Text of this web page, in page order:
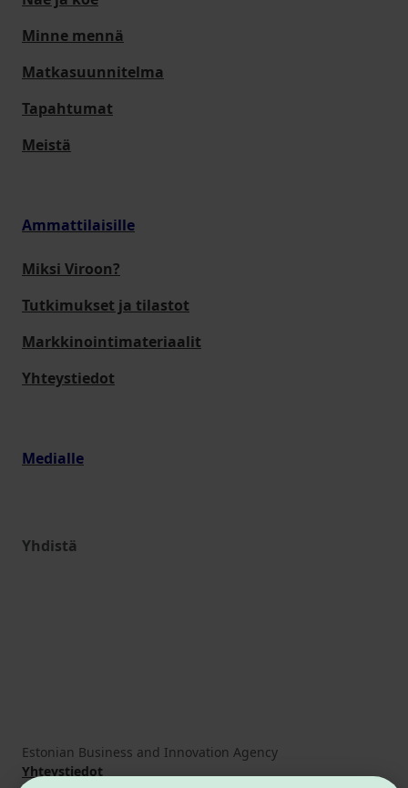
Minne mennä
Matkasuunnitelma
Tapahtumat
Meistä
Ammattilaisille
Miksi Viroon?
Tutkimukset ja tilastot
Markkinointimateriaalit
Yhteystiedot
Medialle
Yhdistä
Estonian Business and Innovation Agency
Yhteystiedot